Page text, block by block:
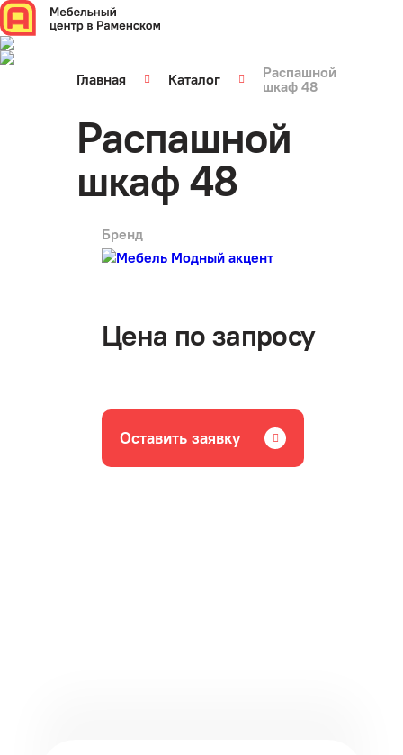
Главная Каталог
Распашной
шкаф 48
Распашной
шкаф 48
арт.
Бренд
Цена по запросу
Оставить заявку